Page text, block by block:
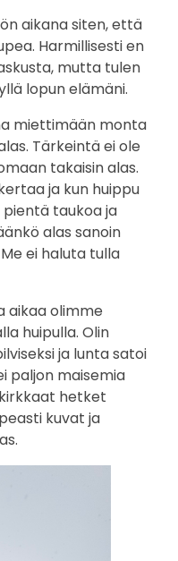
aikana siten, että
Harmillisesti en
mutta tulen
lopun elämäni.
miettimään monta
Tärkeintä ei ole
takaisin alas.
ja kun huippu
taukoa ja
alas sanoin
ei haluta tulla
aikaa olimme
huipulla. Olin
ja lunta satoi
paljon maisemia
hetket
kuvat ja